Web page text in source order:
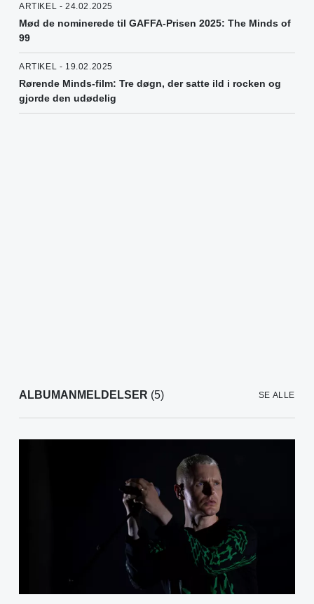
ARTIKEL - 24.02.2025
Mød de nominerede til GAFFA-Prisen 2025: The Minds of
99
ARTIKEL - 19.02.2025
Rørende Minds-film: Tre døgn, der satte ild i rocken og
gjorde den udødelig
ALBUMANMELDELSER (5) SE ALLE